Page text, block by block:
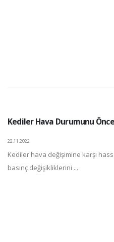
Kediler Hava Durumunu
22.11.2022
Kediler hava değişimine karşı
basınç değişikliklerini ...